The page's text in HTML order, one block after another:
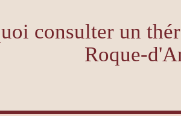
consulter un
Roque-